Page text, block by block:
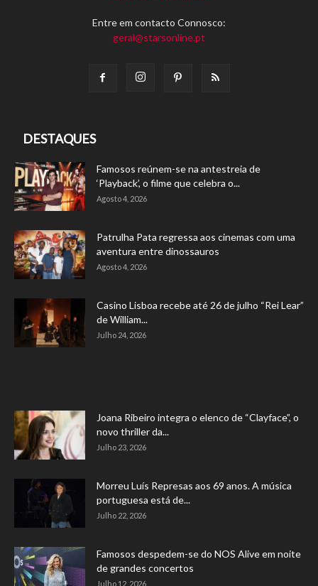
Entre em contacto Connosco:
geral@starsonline.pt
DESTAQUES
Famosos reúnem-se na antestreia de
‘Playback’, o filme que celebra o...
Agosto 4, 2026
Patrulha Pata regressa aos cinemas com uma
aventura entre dinossauros
Agosto 4, 2026
Casino Lisboa recebe até 26 de julho “Rei Lear”
de William...
Julho 24, 2026
Joana Ribeiro integra o elenco de “Clayface”, o
novo thriller da...
Julho 23, 2026
Morreu Luís Represas aos 69 anos. A música
portuguesa está de...
Julho 22, 2026
Famosos despedem-se do NOS Alive em noite
de grandes concertos
Julho 12, 2026